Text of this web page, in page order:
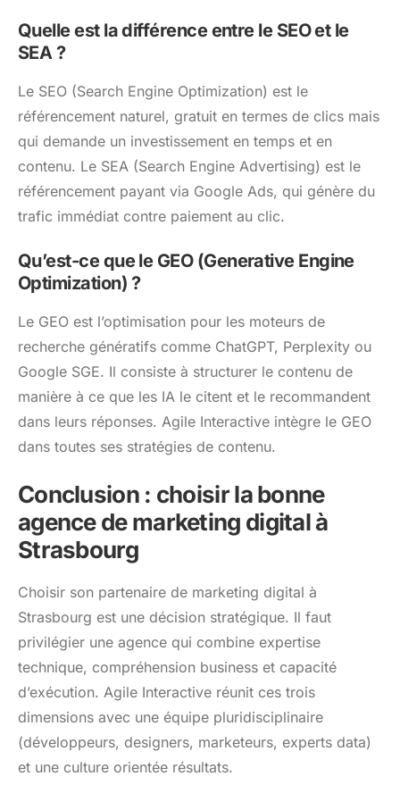
Quelle est la différence entre le SEO et le
SEA ?
Le SEO (Search Engine Optimization) est le
référencement naturel, gratuit en termes de clics mais
qui demande un investissement en temps et en
contenu. Le SEA (Search Engine Advertising) est le
référencement payant via Google Ads, qui génère du
trafic immédiat contre paiement au clic.
Qu’est-ce que le GEO (Generative Engine
Optimization) ?
Le GEO est l’optimisation pour les moteurs de
recherche génératifs comme ChatGPT, Perplexity ou
Google SGE. Il consiste à structurer le contenu de
manière à ce que les IA le citent et le recommandent
dans leurs réponses. Agile Interactive intègre le GEO
dans toutes ses stratégies de contenu.
Conclusion : choisir la bonne
agence de marketing digital à
Strasbourg
Choisir son partenaire de marketing digital à
Strasbourg est une décision stratégique. Il faut
privilégier une agence qui combine expertise
technique, compréhension business et capacité
d’exécution. Agile Interactive réunit ces trois
dimensions avec une équipe pluridisciplinaire
(développeurs, designers, marketeurs, experts data)
et une culture orientée résultats.